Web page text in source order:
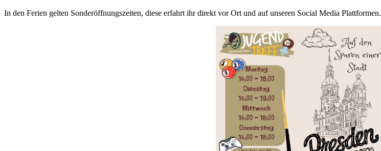
In den Ferien gelten Sonderöffnungszeiten, diese erfahrt ihr direkt vor Ort und auf unseren Social Media Plattformen.